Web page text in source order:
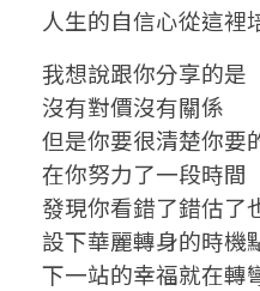
人生的自信心從這裡
我想說跟你分享的是
沒有對價沒有關係
但是你要很清楚你要
在你努力了一段時間
發現你看錯了錯估了
設下華麗轉身的時機
下一站的幸福就在轉